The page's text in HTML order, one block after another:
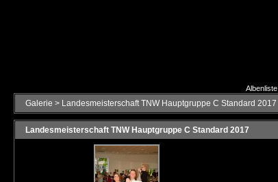
Albenliste
Galerie > Landesmeisterschaft TNW Hauptgruppe C Standard 2017
Landesmeisterschaft TNW Hauptgruppe C Standard 2017